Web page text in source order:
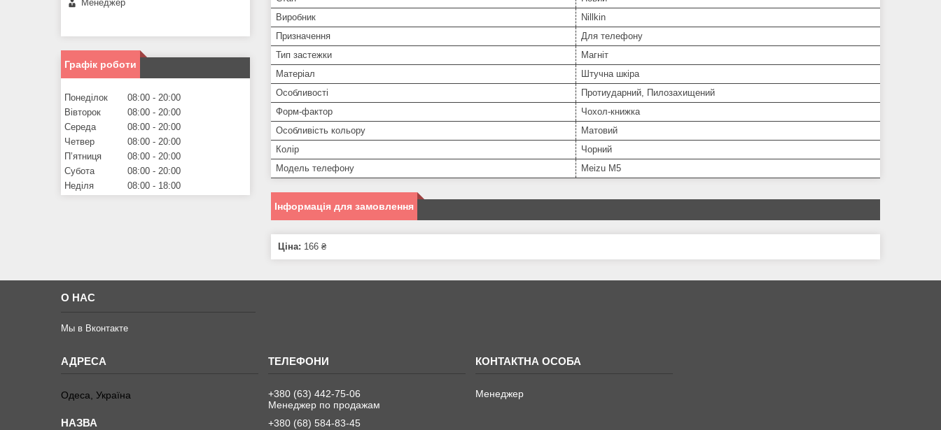
Виробник
Nillkin
Призначення
Для телефону
Тип застежки
Магніт
Матеріал
Штучна шкіра
Особливості
Протиударний, Пилозахищений
Форм-фактор
Чохол-книжка
Особливість кольору
Матовий
Колір
Чорний
Модель телефону
Meizu M5
Інформація для замовлення
Ціна: 166 ₴
Менеджер
Графік роботи
Понеділок 08:00
20:00
Вівторок
08:00
20:00
Середа
08:00
20:00
Четвер
08:00
20:00
Пʼятниця
08:00
20:00
Субота
08:00
20:00
Неділя
08:00 18:00
О НАС
Мы в Вконтакте
Одеса, Україна
+380 (63) 442-75-06
Менеджер по продажам
+380 (68) 584-83-45
Менеджер